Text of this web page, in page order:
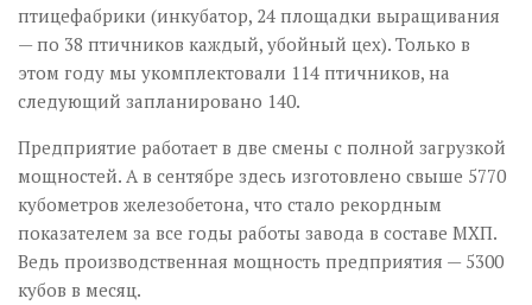
птицефабрики (инкубатор, 24 площадки выращивания
— по 38 птичников каждый, убойный цех). Только в
этом году мы укомплектовали 114 птичников, на
следующий запланировано 140.
Предприятие работает в две смены с полной загрузкой
мощностей. А в сентябре здесь изготовлено свыше 5770
кубометров железобетона, что стало рекордным
показателем за все годы работы завода в составе МХП.
Ведь производственная мощность предприятия — 5300
кубов в месяц.